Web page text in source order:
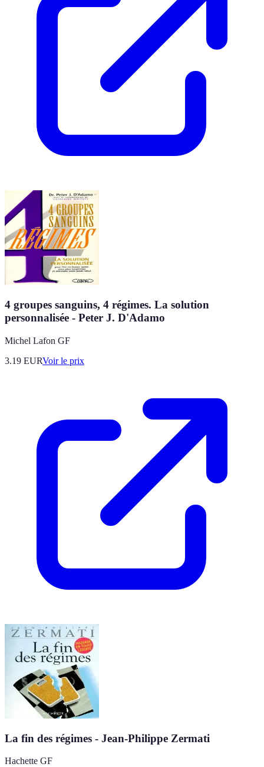
4 groupes sanguins, 4 régimes. La solution
personnalisée - Peter J. D'Adamo
Michel Lafon GF
3.19 EURVoir le prix
La fin des régimes - Jean-Philippe Zermati
Hachette GF